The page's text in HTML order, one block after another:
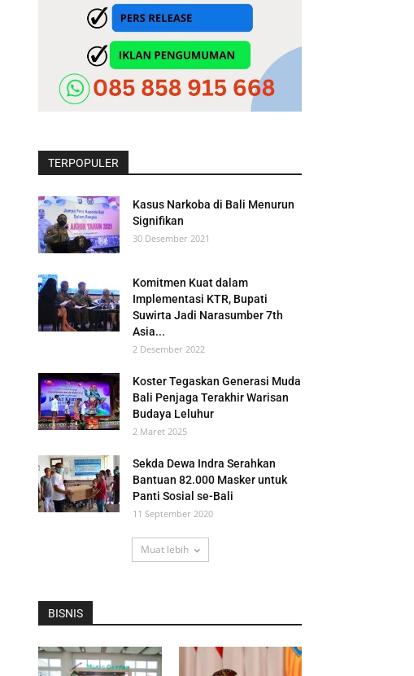
TERPOPULER
Kasus Narkoba di Bali Menurun
Signifikan
30 Desember 2021
Komitmen Kuat dalam
Implementasi KTR, Bupati
Suwirta Jadi Narasumber 7th
Asia...
2 Desember 2022
Koster Tegaskan Generasi Muda
Bali Penjaga Terakhir Warisan
Budaya Leluhur
2 Maret 2025
Sekda Dewa Indra Serahkan
Bantuan 82.000 Masker untuk
Panti Sosial se-Bali
11 September 2020
Muat lebih
BISNIS